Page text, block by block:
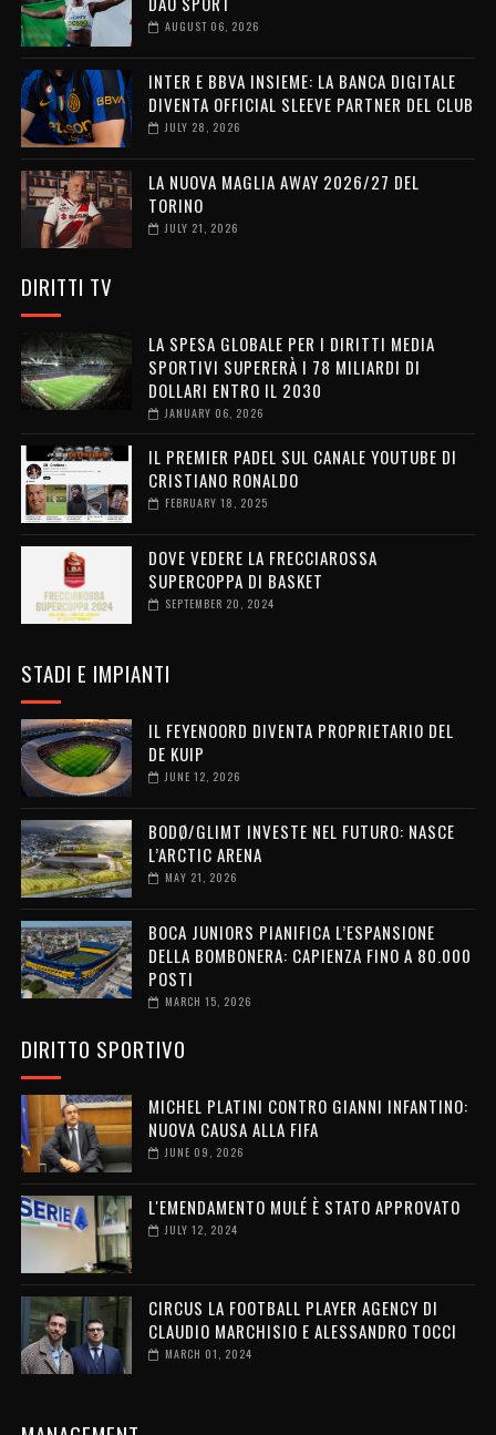
AUGUST 06, 2026
INTER E BBVA INSIEME: LA BANCA DIGITALE
DIVENTA OFFICIAL SLEEVE PARTNER DEL CLUB
JULY 28, 2026
LA NUOVA MAGLIA AWAY 2026/27 DEL
TORINO
JULY 21, 2026
DIRITTI TV
LA SPESA GLOBALE PER I DIRITTI MEDIA
SPORTIVI SUPERERÀ I 78 MILIARDI DI
DOLLARI ENTRO IL 2030
JANUARY 06, 2026
IL PREMIER PADEL SUL CANALE YOUTUBE DI
CRISTIANO RONALDO
FEBRUARY 18, 2025
DOVE VEDERE LA FRECCIAROSSA
SUPERCOPPA DI BASKET
SEPTEMBER 20, 2024
STADI E IMPIANTI
IL FEYENOORD DIVENTA PROPRIETARIO DEL
DE KUIP
JUNE 12, 2026
BODØ/GLIMT INVESTE NEL FUTURO: NASCE
L’ARCTIC ARENA
MAY 21, 2026
BOCA JUNIORS PIANIFICA L’ESPANSIONE
DELLA BOMBONERA: CAPIENZA FINO A 80.000
POSTI
MARCH 15, 2026
DIRITTO SPORTIVO
MICHEL PLATINI CONTRO GIANNI INFANTINO:
NUOVA CAUSA ALLA FIFA
JUNE 09, 2026
L'EMENDAMENTO MULÉ È STATO APPROVATO
JULY 12, 2024
CIRCUS LA FOOTBALL PLAYER AGENCY DI
CLAUDIO MARCHISIO E ALESSANDRO TOCCI
MARCH 01, 2024